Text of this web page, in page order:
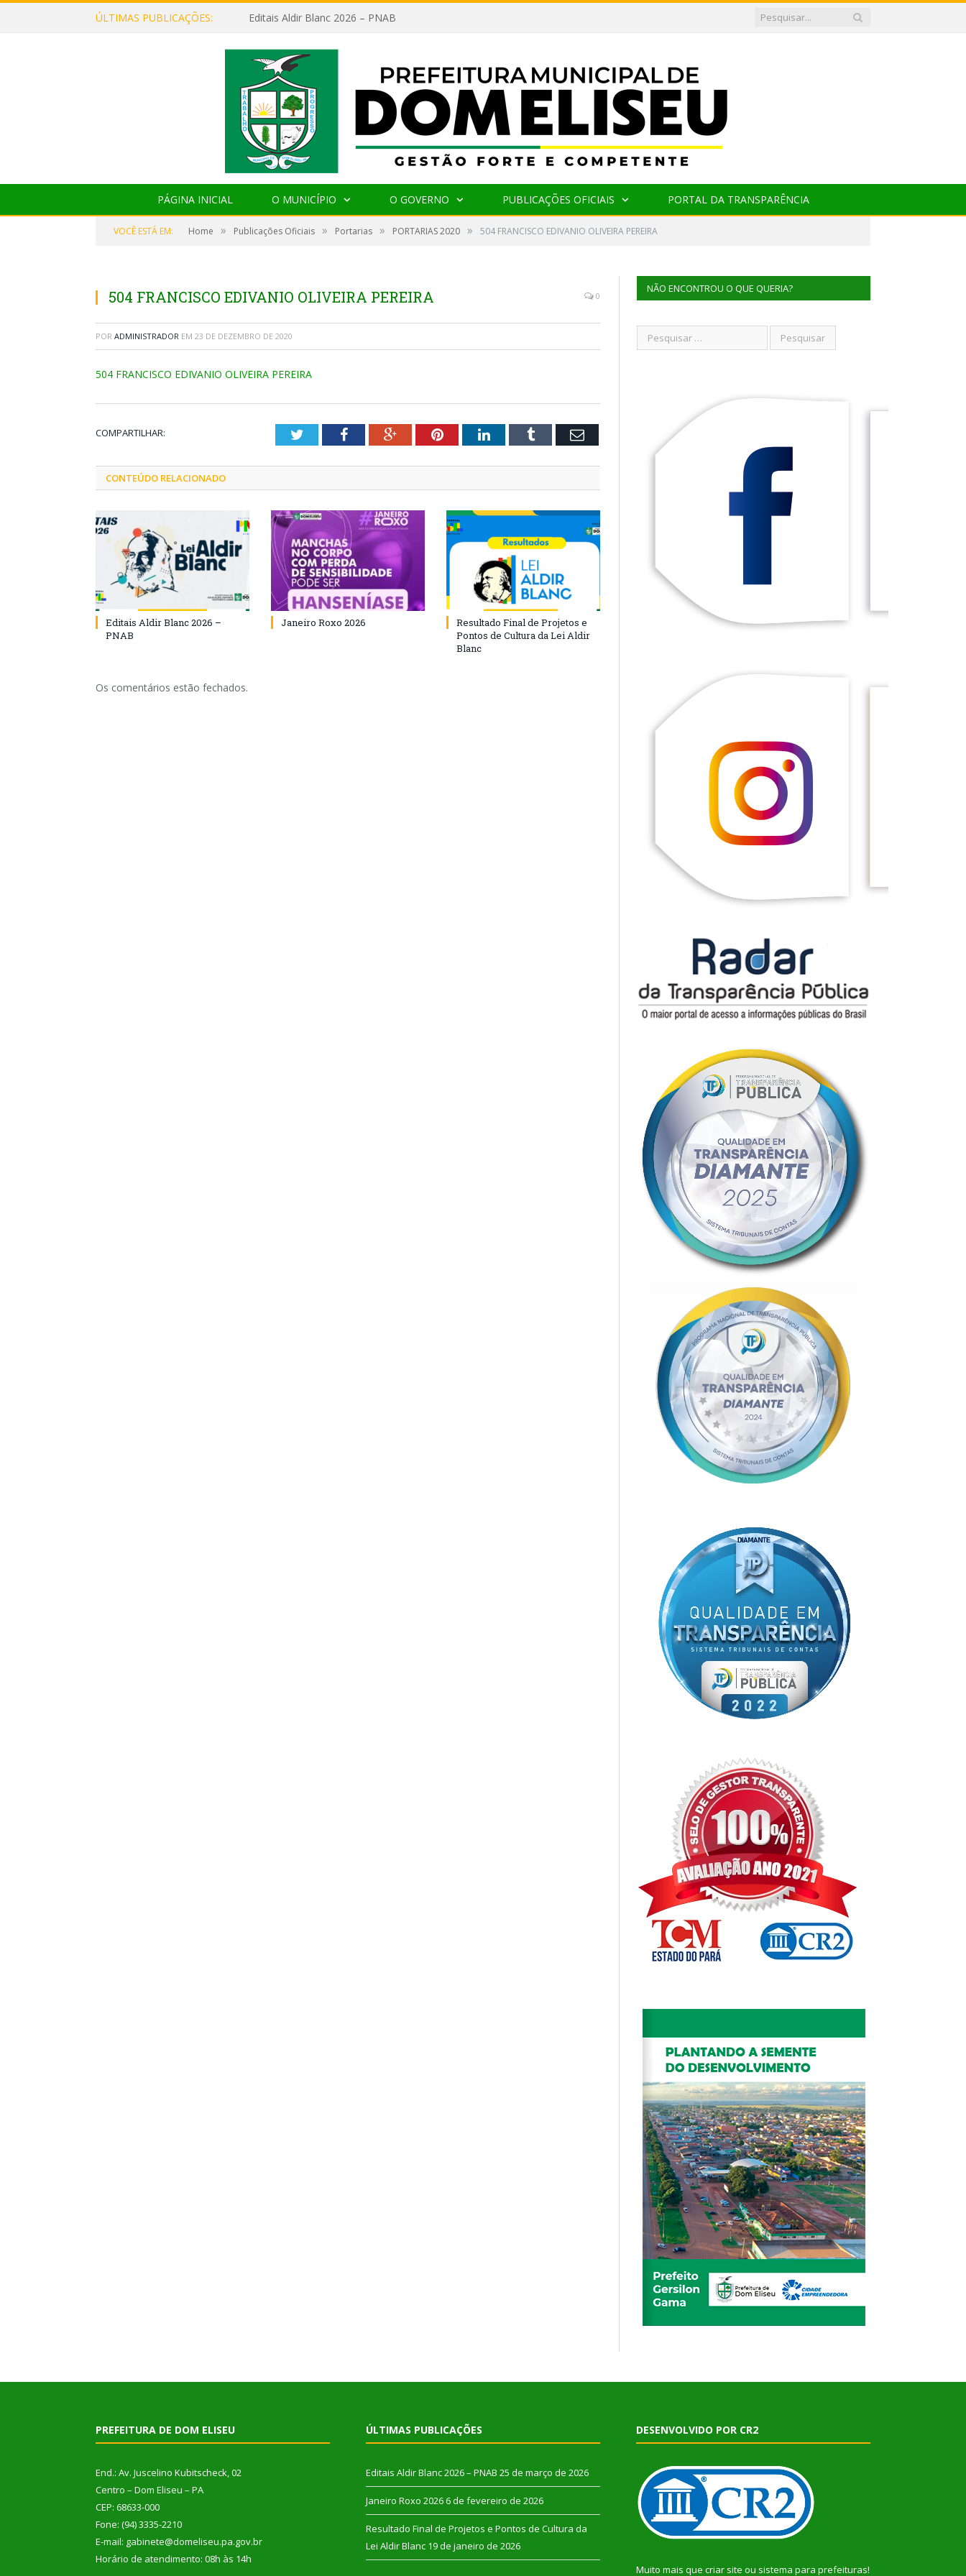
ÚLTIMAS PUBLICAÇÕES: Editais Aldir Blanc 2026 – PNAB
PÁGINA INICIAL O MUNICÍPIO O GOVERNO PUBLICAÇÕES OFICIAIS PORTAL DA TRANSPARÊNCIA
VOCÊ ESTÁ EM: Home » Publicações Oficiais » Portarias » PORTARIAS 2020 » 504 FRANCISCO EDIVANIO OLIVEIRA PEREIRA
504 FRANCISCO EDIVANIO OLIVEIRA PEREIRA 0
POR ADMINISTRADOR EM 23 DE DEZEMBRO DE 2020
504 FRANCISCO EDIVANIO OLIVEIRA PEREIRA
COMPARTILHAR: TwitterFacebookGoogle+PinterestLinkedInTumblr Email
CONTEÚDO RELACIONADO
Editais Aldir Blanc 2026 –
PNAB
Janeiro Roxo 2026
Resultado Final de Projetos e
Pontos de Cultura da Lei Aldir
Blanc
Os comentários estão fechados.
NÃO ENCONTROU O QUE QUERIA?
PREFEITURA DE DOM ELISEU
End.: Av. Juscelino Kubitscheck, 02
Centro – Dom Eliseu – PA
CEP: 68633-000
Fone: (94) 3335-2210
E-mail: gabinete@domeliseu.pa.gov.br
Horário de atendimento: 08h às 14h
ÚLTIMAS PUBLICAÇÕES
Editais Aldir Blanc 2026 – PNAB 25 de março de 2026
Janeiro Roxo 2026 6 de fevereiro de 2026
Resultado Final de Projetos e Pontos de Cultura da
Lei Aldir Blanc 19 de janeiro de 2026
DESENVOLVIDO POR CR2
Muito mais que criar site ou sistema para prefeituras!